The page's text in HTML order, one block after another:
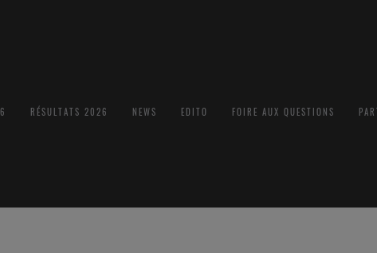
RÉSULTATS 2026 NEWS EDITO FOIRE AUX QUESTIONS